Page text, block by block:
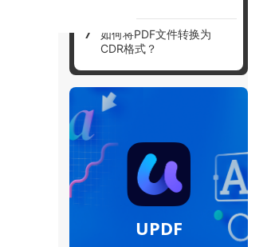
如何将PDF文件转换为
CDR格式？
UPDF